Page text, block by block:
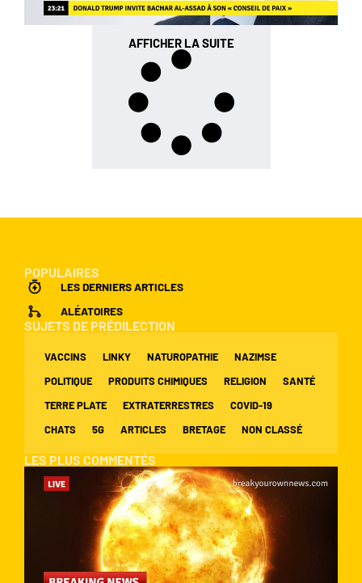
POPULAIRES
LES DERNIERS ARTICLES
ALÉATOIRES
SUJETS DE PRÉDILECTION
VACCINS LINKY NATUROPATHIE
NAZIMSE
POLITIQUE
PRODUITS CHIMIQUES RELIGION
SANTÉ
TERRE PLATE
EXTRATERRESTRES
COVID-19
CHATS
5G ARTICLES BRETAGE NON CLASSÉ
LES PLUS COMMENTÉS
AFFICHER LA SUITE